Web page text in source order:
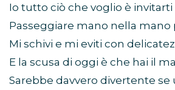
Io tutto ciò che voglio è invitarti
Passeggiare mano nella mano
Mi schivi e mi eviti con
E la scusa di oggi è che hai il
Sarebbe davvero divertente se